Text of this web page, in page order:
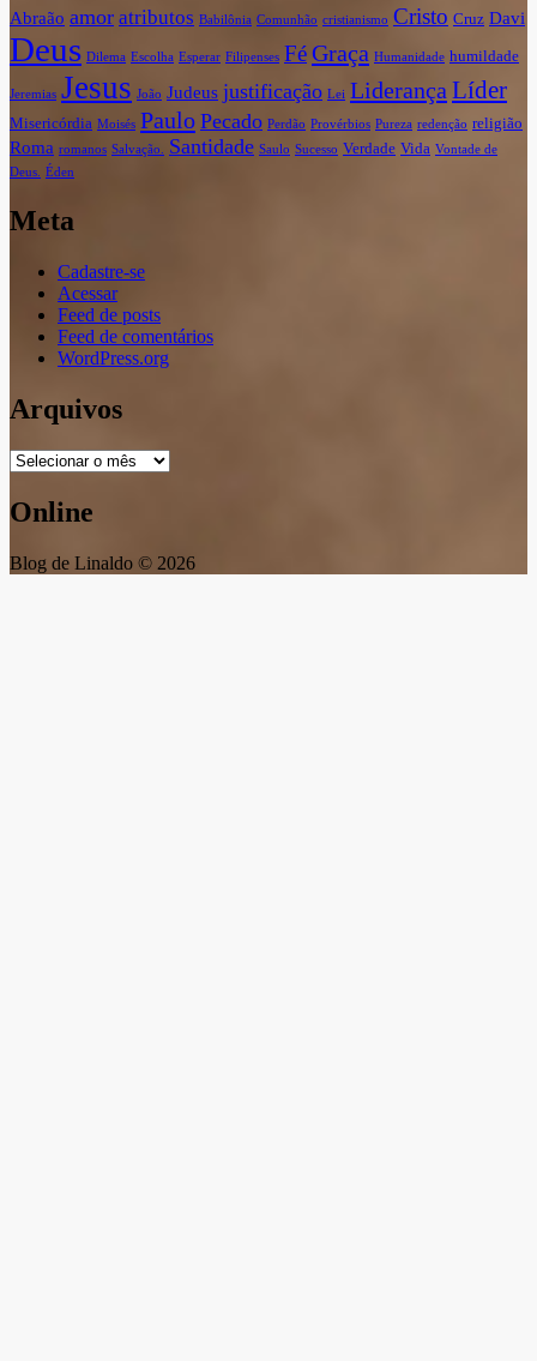
Abraão amor atributos Babilônia Comunhão cristianismo Cristo Cruz Davi
Deus Dilema Escolha Esperar Filipenses FéGraça Humanidade humildade
Jeremias Jesus João Judeus justificação Lei LiderançaLíder
Misericórdia Moisés Paulo Pecado Perdão Provérbios Pureza redenção religião
Roma romanos Salvação. Santidade Saulo Sucesso Verdade Vida Vontade de
Deus. Éden
Meta
Cadastre-se
Acessar
Feed de posts
Feed de comentários
WordPress.org
Arquivos
Arquivos
Online
Blog de Linaldo © 2026